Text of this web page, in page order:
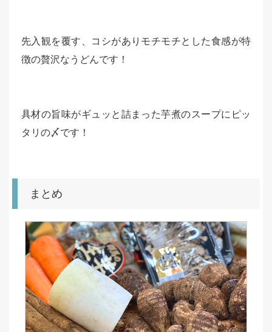
先入観を覆す、コシがありモチモチとした食感が特
徴の贅沢なうどんです！
具材の旨味がギュッと詰まった芋煮のスープにピッ
タリの〆です！
まとめ